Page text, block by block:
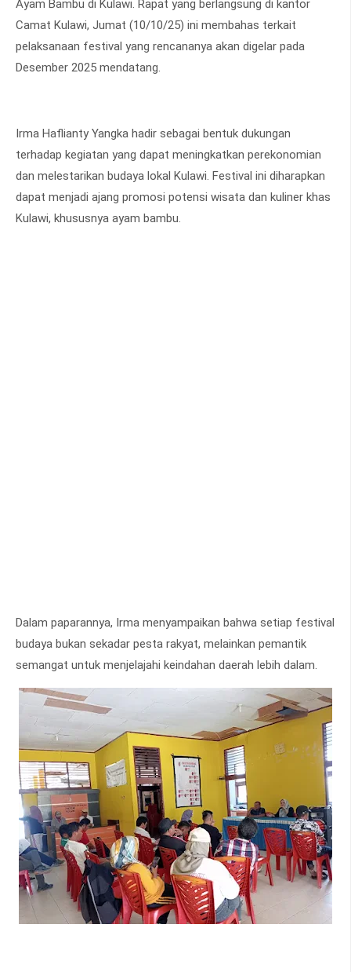
Ayam Bambu di Kulawi. Rapat yang berlangsung di kantor
Camat Kulawi, Jumat (10/10/25) ini membahas terkait
pelaksanaan festival yang rencananya akan digelar pada
Desember 2025 mendatang.
Irma Haflianty Yangka hadir sebagai bentuk dukungan
terhadap kegiatan yang dapat meningkatkan perekonomian
dan melestarikan budaya lokal Kulawi. Festival ini diharapkan
dapat menjadi ajang promosi potensi wisata dan kuliner khas
Kulawi, khususnya ayam bambu.
Dalam paparannya, Irma menyampaikan bahwa setiap festival
budaya bukan sekadar pesta rakyat, melainkan pemantik
semangat untuk menjelajahi keindahan daerah lebih dalam.